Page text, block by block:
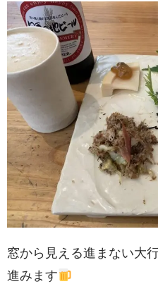
窓から見える進まない大
進みます